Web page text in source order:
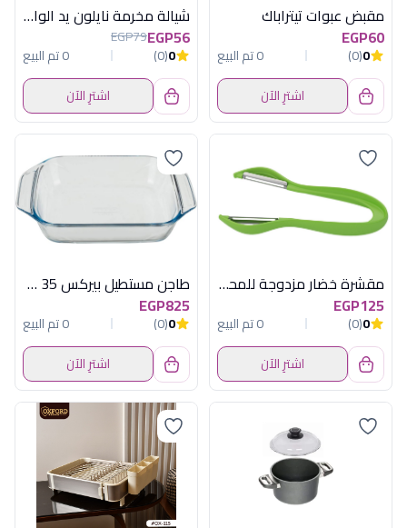
مقبض عبوات تيتراباك
EGP60
0
(0)
0 تم البيع
اشترِ الآن
شيالة مخرمة نايلون يد الوان هابى هوم
EGP56
EGP79
0
(0)
0 تم البيع
اشترِ الآن
مقشرة خضار مزدوجة للمحترفين توسكوما
EGP125
0
(0)
0 تم البيع
اشترِ الآن
طاجن مستطيل بيركس 35 سم اوبتيموم بالعلبة
EGP825
0
(0)
0 تم البيع
اشترِ الآن